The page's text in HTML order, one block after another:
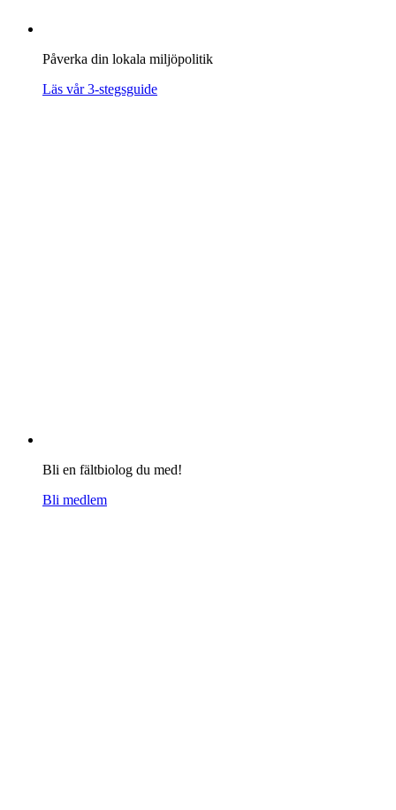
Påverka din lokala miljöpolitik
Läs vår 3-stegsguide
Bli en fältbiolog du med!
Bli medlem